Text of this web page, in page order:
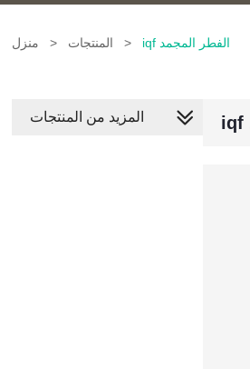
منزل > المنتجات > iqf الفطر المجمد
المزيد من المنتجات